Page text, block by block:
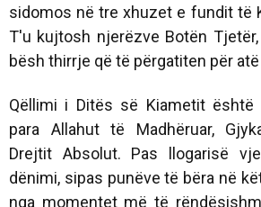
sidomos në tre xhuzet e fundit të
T'u kujtosh njerëzve Botën
bësh thirrje që të përgatiten për
Qëllimi i Ditës së Kiametit është
para Allahut të Madhëruar,
Drejtit Absolut. Pas llogarisë
dënimi, sipas punëve të bëra në
nga momentet më të